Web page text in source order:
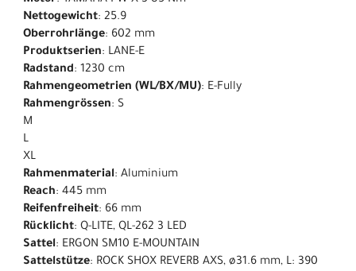
Nettogewicht: 25.9
Oberrohrlänge: 602 mm
Produktserien: LANE-E
Radstand: 1230 cm
Rahmengeometrien (WL/BX/MU): E-Fully
Rahmengrössen: S
M
L
XL
Rahmenmaterial: Aluminium
Reach: 445 mm
Reifenfreiheit: 66 mm
Rücklicht: Q-LITE, QL-262 3 LED
Sattel: ERGON SM10 E-MOUNTAIN
Sattelstütze: ROCK SHOX REVERB AXS, ø31.6 mm, L: 390